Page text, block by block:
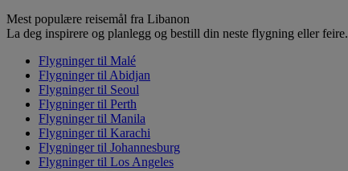
Mest populære reisemål fra Libanon
La deg inspirere og planlegg og bestill din neste flygning eller feire.
Flygninger til Malé
Flygninger til Abidjan
Flygninger til Seoul
Flygninger til Perth
Flygninger til Manila
Flygninger til Karachi
Flygninger til Johannesburg
Flygninger til Los Angeles